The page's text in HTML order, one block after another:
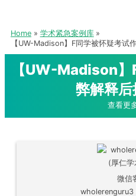
Home
学术紧急案例库
【UW-Madison】F同学被怀疑考试
【UW-Madison
弊解释
查看更
微信
wholerenguru3